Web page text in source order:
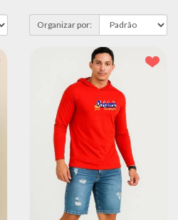
Organizar por: